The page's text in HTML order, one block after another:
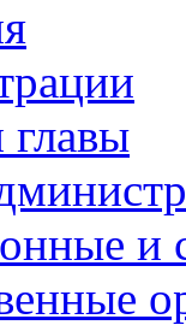
главы
и